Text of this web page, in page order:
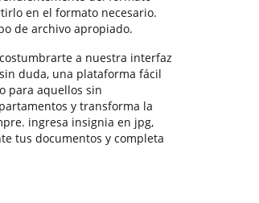
en el formato necesario.
de archivo apropiado.
a nuestra interfaz
duda, una plataforma fácil
para aquellos sin
y transforma la
ingresa insignia en jpg,
tus documentos y completa